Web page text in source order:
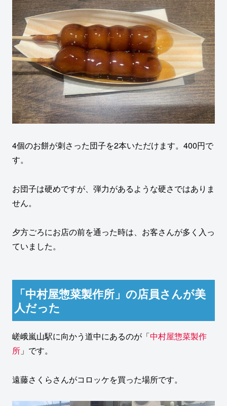
4個のお餅が刺さった団子を2本いただけます。400円で
す。
お団子は硬めですが、弾力があるような硬さではありま
せん。
夕方ごろにお店の前を通った時は、お客さんが多く入っ
ていました。
「中村屋惣菜製作所」の店員さんが美
人だった
嵯峨嵐山駅に向かう道中にあるのが「中村屋惣菜製作
所 」です。
遠藤さくらさんがコロッケを買った場所です。